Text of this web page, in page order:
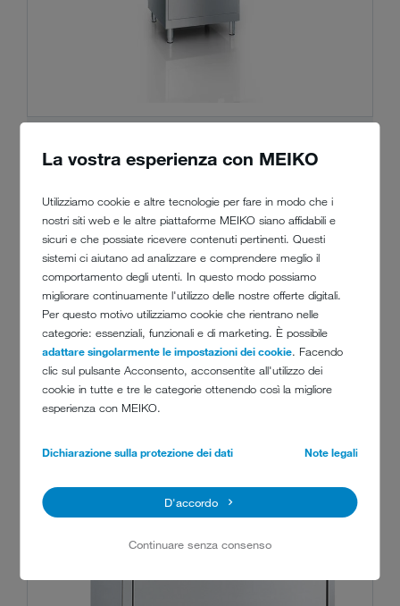
La vostra esperienza con MEIKO
Utilizziamo cookie e altre tecnologie per fare in modo che i
nostri siti web e le altre piattaforme MEIKO siano affidabili e
sicuri e che possiate ricevere contenuti pertinenti. Questi
sistemi ci aiutano ad analizzare e comprendere meglio il
comportamento degli utenti. In questo modo possiamo
migliorare continuamente l'utilizzo delle nostre offerte digitali.
Per questo motivo utilizziamo cookie che rientrano nelle
categorie: essenziali, funzionali e di marketing. È possibile
adattare singolarmente le impostazioni dei cookie. Facendo
clic sul pulsante Acconsento, acconsentite all'utilizzo dei
cookie in tutte e tre le categorie ottenendo così la migliore
esperienza con MEIKO.
Dichiarazione sulla protezione dei dati Note legali
D'accordo
Continuare senza consenso
MEIKO M-iClean PF-S
La M-iClean PF-S concentra la potenza e i
vantaggi di una lavautensili premium in
meno di 1&nbsp;m² di superficie. Tuttavia
ospita anche le stoviglie ingombranti: perché
non esiste spazio impossibile.